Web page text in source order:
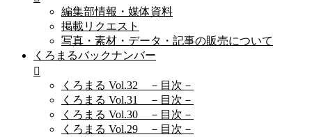
編集部情報・媒体資料
掲載リクエスト
写真・素材・データ・記事の販売について
くろまるバックナンバー
くろまる Vol.32 －目次－
くろまる Vol.31 －目次－
くろまる Vol.30 －目次－
くろまる Vol.29 －目次－